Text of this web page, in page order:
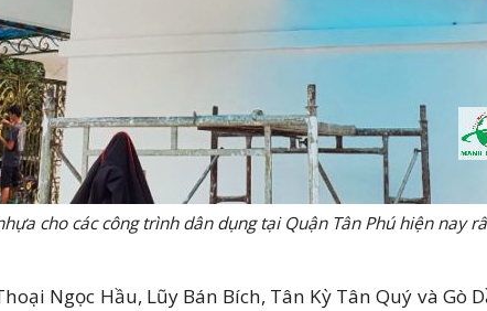
cho các công trình dân dụng tại Quận Tân Phú hiện nay
Ngọc Hầu, Lũy Bán Bích, Tân Kỳ Tân Quý và Gò